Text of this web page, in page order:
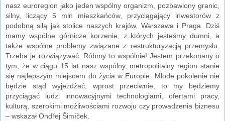
nasz euroregion jako jeden wspólny organizm, pozbawiony granic,
silny, liczący 5 mln mieszkańców, przyciągający inwestorów z
podobną siłą jak stolice naszych krajów, Warszawa i Praga. Dziś
mamy wspólne górnicze korzenie, z których jesteśmy dumni, a
także wspólne problemy związane z restrukturyzacją przemysłu.
Trzeba je rozwiązywać. Róbmy to wspólnie! Jestem przekonany o
tym, że w ciągu 15 lat nasz wspólny, metropolitalny region stanie
się najlepszym miejscem do życia w Europie. Młode pokolenie nie
będzie stąd wyjeżdżać, wprost przeciwnie, to my będziemy
przyciągać ludzi innowacyjnymi technologiami, ofertami pracy,
kulturą, szerokimi możliwościami rozwoju czy prowadzenia biznesu
– wskazał Ondřej Šimíček.